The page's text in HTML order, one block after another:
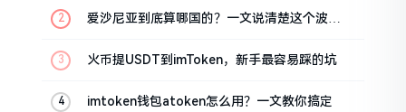
爱沙尼亚到底算哪国的？一文说清楚这个波罗
火币提USDT到imToken，新手最容易踩的坑
imtoken钱包atoken怎么用？一文教你搞定